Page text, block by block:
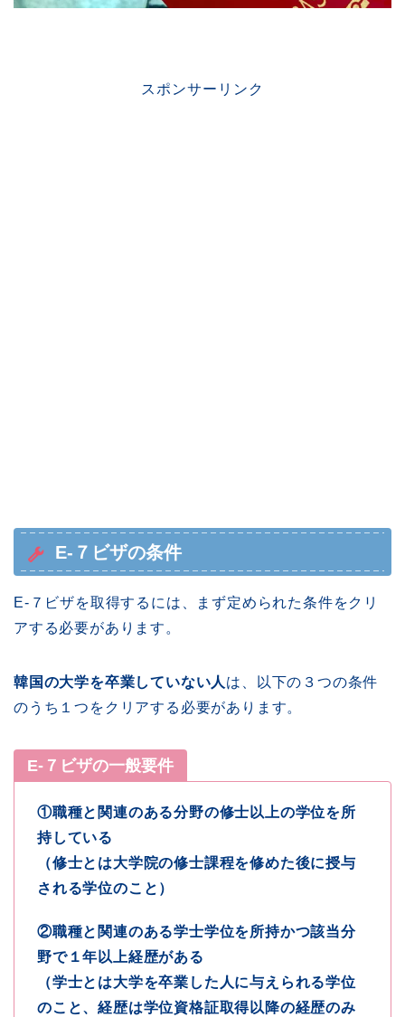
スポンサーリンク
E-７ビザの条件
E-７ビザを取得するには、まず定められた条件をクリ
アする必要があります。
韓国の大学を卒業していない人 は、以下の３つの条件
のうち１つをクリアする必要があります。
E-７ビザの一般要件
①職種と関連のある分野の修士以上の学位を所
持している
（修士とは大学院の修士課程を修めた後に授与
される学位のこと ）
②職種と関連のある学士学位を所持かつ該当分
野で１年以上経歴がある
（学士とは大学を卒業した人に与えられる学位
のこと、経歴は学位資格証取得以降の経歴のみ